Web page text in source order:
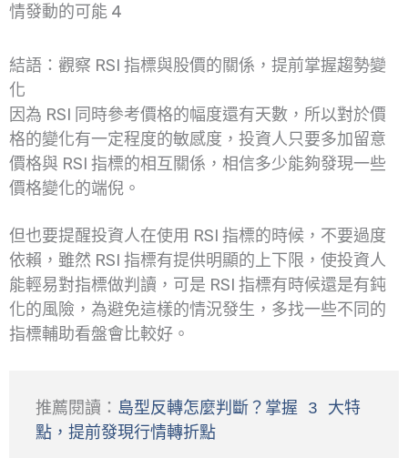
情發動的可能 4
結語：觀察 RSI 指標與股價的關係，提前掌握趨勢變
化
因為 RSI 同時參考價格的幅度還有天數，所以對於價
格的變化有一定程度的敏感度，投資人只要多加留意
價格與 RSI 指標的相互關係，相信多少能夠發現一些
價格變化的端倪。
但也要提醒投資人在使用 RSI 指標的時候，不要過度
依賴，雖然 RSI 指標有提供明顯的上下限，使投資人
能輕易對指標做判讀，可是 RSI 指標有時候還是有鈍
化的風險，為避免這樣的情況發生，多找一些不同的
指標輔助看盤會比較好。
推薦閱讀： 島型反轉怎麼判斷？掌握 3 大特
點，提前發現行情轉折點